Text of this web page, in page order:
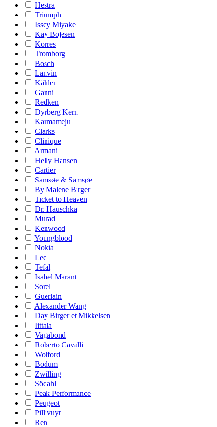
Hestra
Triumph
Issey Miyake
Kay Bojesen
Korres
Tromborg
Bosch
Lanvin
Kähler
Ganni
Redken
Dyrberg Kern
Karmameju
Clarks
Clinique
Armani
Helly Hansen
Cartier
Samsøe & Samsøe
By Malene Birger
Ticket to Heaven
Dr. Hauschka
Murad
Kenwood
Youngblood
Nokia
Lee
Tefal
Isabel Marant
Sorel
Guerlain
Alexander Wang
Day Birger et Mikkelsen
Iittala
Vagabond
Roberto Cavalli
Wolford
Bodum
Zwilling
Södahl
Peak Performance
Peugeot
Pillivuyt
Ren